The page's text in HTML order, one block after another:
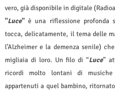
vero, già disponibile in digitale
"Luce" è una riflessione profonda
tocca, delicatamente, il tema delle
l’Alzheimer e la demenza senile)
migliaia di loro. Un filo di “Luce”
ricordi molto lontani di
appartenuti a quel bambino,